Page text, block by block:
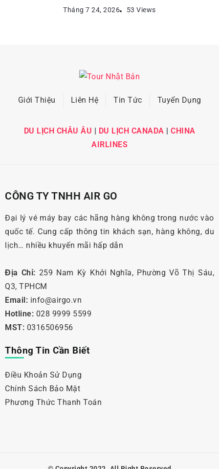
Tháng 7 24, 2026 53 Views
Giới Thiệu Liên Hệ Tin Tức Tuyển Dụng
DU LỊCH CHÂU ÂU | DU LỊCH CANADA | CHINA
AIRLINES
CÔNG TY TNHH AIR GO
Đại lý vé máy bay các hãng hàng không trong nước vào
quốc tế. Cung cấp thông tin khách sạn, hàng không, du
lịch… nhiều khuyến mãi hấp dẫn
Địa Chỉ: 259 Nam Kỳ Khởi Nghĩa, Phường Võ Thị Sáu,
Q3, TPHCM
Email: info@airgo.vn
Hotline: 028 9999 5599
MST: 0316506956
Thông Tin Cần Biết
Điều Khoản Sử Dụng
Chính Sách Bảo Mật
Phương Thức Thanh Toán